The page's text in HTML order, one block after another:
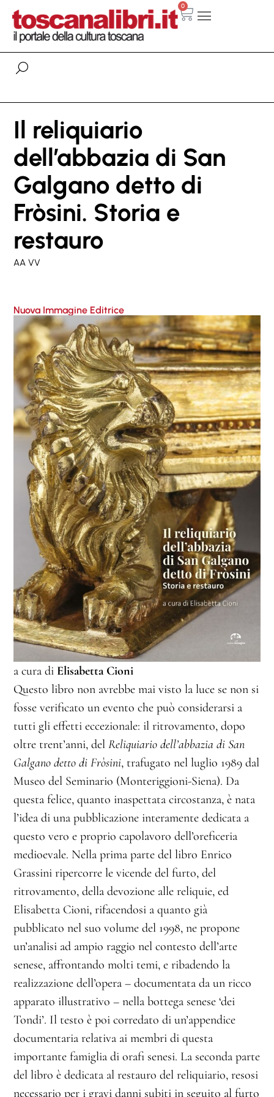
0
Il reliquiario
dell’abbazia di San
Galgano detto di
Fròsini. Storia e
restauro
AA VV
Nuova Immagine Editrice
a cura di Elisabetta Cioni
Questo libro non avrebbe mai visto la luce se non si
fosse verificato un evento che può considerarsi a
tutti gli effetti eccezionale: il ritrovamento, dopo
oltre trent’anni, del Reliquiario dell’abbazia di San
Galgano detto di Fròsini, trafugato nel luglio 1989 dal
Museo del Seminario (Monteriggioni-Siena). Da
questa felice, quanto inaspettata circostanza, è nata
l’idea di una pubblicazione interamente dedicata a
questo vero e proprio capolavoro dell’oreficeria
medioevale. Nella prima parte del libro Enrico
Grassini ripercorre le vicende del furto, del
ritrovamento, della devozione alle reliquie, ed
Elisabetta Cioni, rifacendosi a quanto già
pubblicato nel suo volume del 1998, ne propone
un’analisi ad ampio raggio nel contesto dell’arte
senese, affrontando molti temi, e ribadendo la
realizzazione dell’opera – documentata da un ricco
apparato illustrativo – nella bottega senese ‘dei
Tondi’. Il testo è poi corredato di un’appendice
documentaria relativa ai membri di questa
importante famiglia di orafi senesi. La seconda parte
del libro è dedicata al restauro del reliquiario, resosi
necessario per i gravi danni subiti in seguito al furto